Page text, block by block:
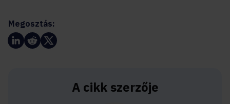
Megosztás:
A cikk szerzője